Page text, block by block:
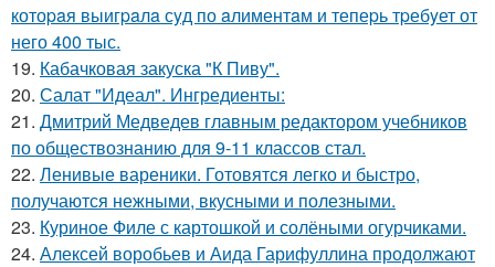
котоpaя выигpaлa сyд по aлиментaм и тепеpь тpебyет от
него 400 тыс.
19. Кабачковая закуска "К Пиву".
20. Салат "Идеал". Ингредиенты:
21. Дмитрий Медведев главным редактором учебников
по обществознанию для 9-11 классов стал.
22. Ленивые вареники. Готовятся легко и быстро,
получаются нежными, вкусными и полезными.
23. Куриное Филе с картошкой и солёными огурчиками.
24. Алексей воробьев и Аида Гарифуллина продолжают